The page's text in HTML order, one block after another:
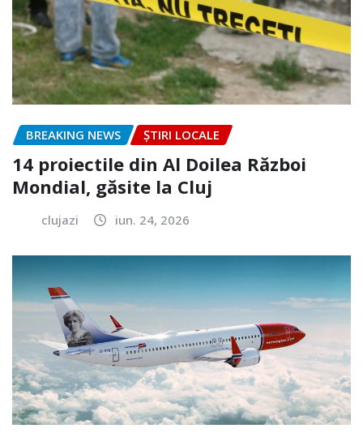
BREAKING NEWS ȘTIRI LOCALE
14 proiectile din Al Doilea Război
Mondial, găsite la Cluj
clujazi iun. 24, 2026